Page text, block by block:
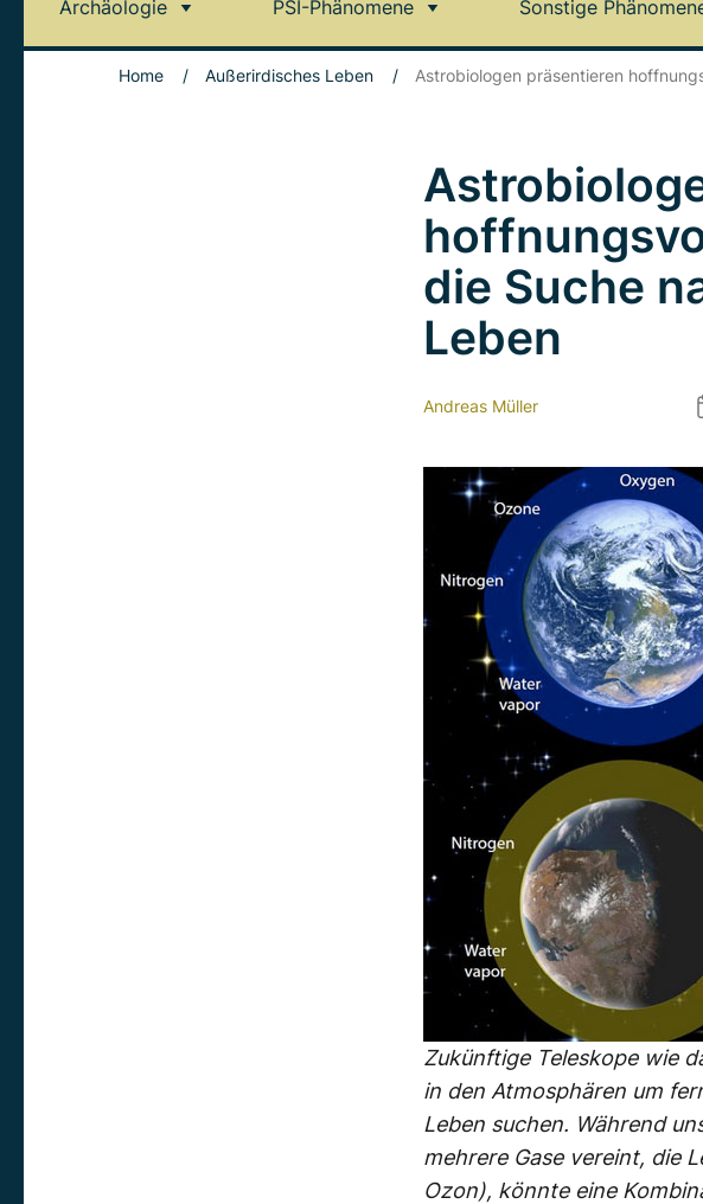
Archäologie PSI-Phänomene Sonstige
Home / Außerirdisches Leben / Astrobiologen präsentieren
die Suche
Leben
Andreas Müller
Zukünftige Teleskope wie
in den Atmosphären um
Leben suchen. Während
mehrere Gase vereint, die
Ozon), könnte eine